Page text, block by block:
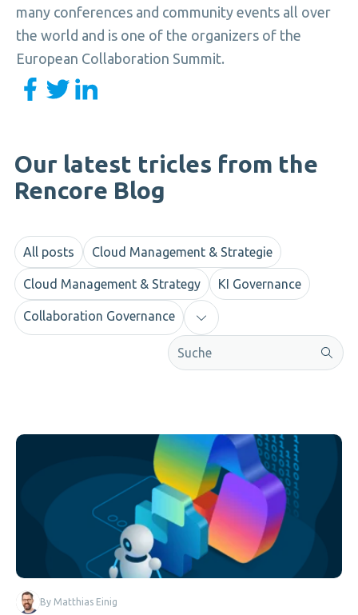
many conferences and community events all over
the world and is one of the organizers of the
European Collaboration Summit.
Our latest tricles from the
Rencore Blog
All posts Cloud Management & Strategie
Cloud Management & Strategy KI Governance
Collaboration Governance
Dies ist ein Suchfeld mit einer
By Matthias Einig